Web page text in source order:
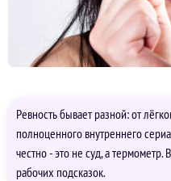
Ревность бывает разной: от
полноценного внутреннего
честно - это не суд, а
рабочих подсказок.